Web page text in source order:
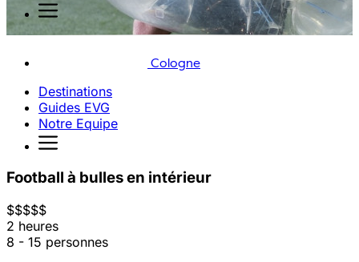
Cologne
Destinations
Guides EVG
Notre Equipe
Football à bulles en intérieur
$$$$$
2 heures
8 - 15 personnes